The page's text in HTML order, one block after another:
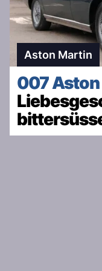
Aston Martin
007